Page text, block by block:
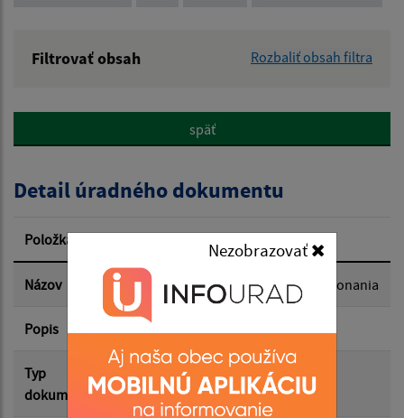
Filtrovať obsah Rozbaliť obsah filtra
Popis:
Dátum zverejnenia od:
Dátum zverejnenia do:
Filtrovať Reset
späť
Detail úradného dokumentu
Položka
Názov Oznámenie o začatí kolaudačného konania
Popis Informácia pre verejnosť
Typ
dokumentu
Vyhlásenia / Zverejnenia
Nezobrazovať